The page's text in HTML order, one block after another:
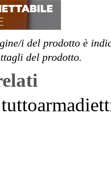
i del prodotto è
del prodotto.